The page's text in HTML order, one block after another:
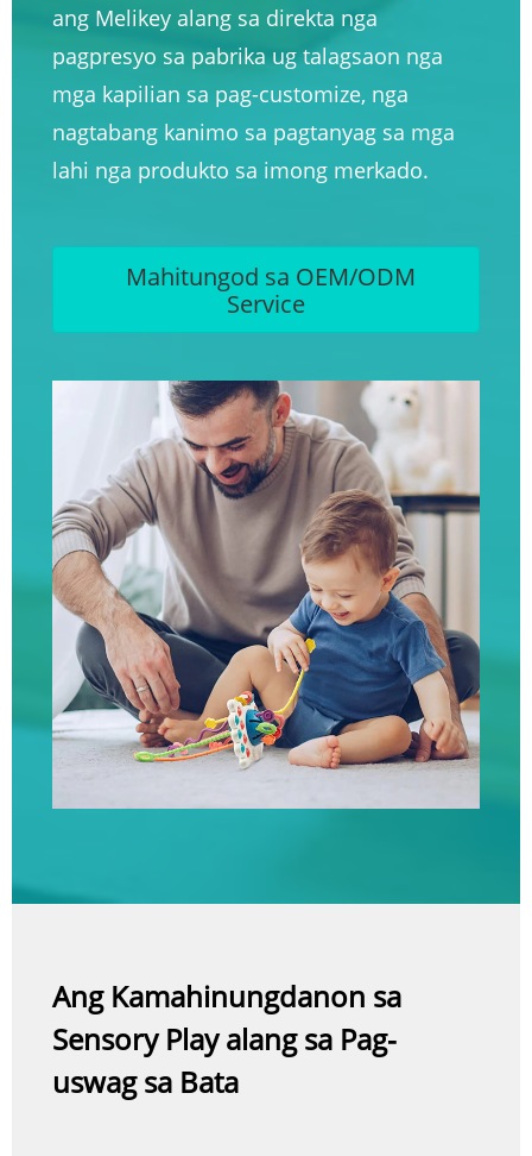
ang Melikey alang sa direkta nga
pagpresyo sa pabrika ug talagsaon nga
mga kapilian sa pag-customize, nga
nagtabang kanimo sa pagtanyag sa mga
lahi nga produkto sa imong merkado.
Mahitungod sa OEM/ODM
Service
Ang Kamahinungdanon sa
Sensory Play alang sa Pag-
uswag sa Bata